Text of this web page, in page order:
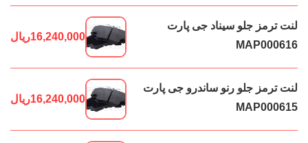
لنت ترمز جلو سیناد جی پارت
MAP000616
16,240,000ریال
لنت ترمز جلو رنو ساندرو جی پارت
MAP000615
16,240,000ریال